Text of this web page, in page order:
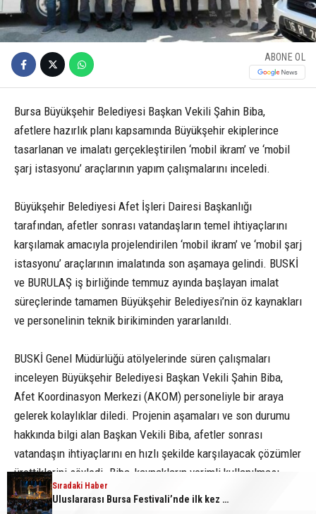
ABONE OL
Bursa Büyükşehir Belediyesi Başkan Vekili Şahin Biba,
afetlere hazırlık planı kapsamında Büyükşehir ekiplerince
tasarlanan ve imalatı gerçekleştirilen ‘mobil ikram’ ve ‘mobil
şarj istasyonu’ araçlarının yapım çalışmalarını inceledi.
Büyükşehir Belediyesi Afet İşleri Dairesi Başkanlığı
tarafından, afetler sonrası vatandaşların temel ihtiyaçlarını
karşılamak amacıyla projelendirilen ‘mobil ikram’ ve ‘mobil şarj
istasyonu’ araçlarının imalatında son aşamaya gelindi. BUSKİ
ve BURULAŞ iş birliğinde temmuz ayında başlayan imalat
süreçlerinde tamamen Büyükşehir Belediyesi’nin öz kaynakları
ve personelinin teknik birikiminden yararlanıldı.
BUSKİ Genel Müdürlüğü atölyelerinde süren çalışmaları
inceleyen Büyükşehir Belediyesi Başkan Vekili Şahin Biba,
Afet Koordinasyon Merkezi (AKOM) personeliyle bir araya
gelerek kolaylıklar diledi. Projenin aşamaları ve son durumu
hakkında bilgi alan Başkan Vekili Biba, afetler sonrası
vatandaşın ihtiyaçlarını en hızlı şekilde karşılayacak çözümler
ürettiklerini söyledi. Biba, kaynakların verimli kullanılması
hedefiyle dönüşümü gerçekleştirilen araçların afetler
sonrasında sunulan önemli hizmetler arasında yer alacağını
Sıradaki Haber
Uluslararası Bursa Festivali’nde ilk kez çocuklara kapılarını açtı